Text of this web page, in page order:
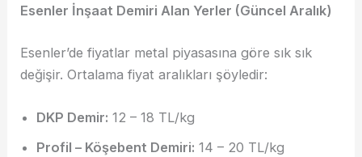
Esenler İnşaat Demiri Alan Yerler (Güncel Aralık)
Esenler’de fiyatlar metal piyasasına göre sık sık
değişir. Ortalama fiyat aralıkları şöyledir:
DKP Demir: 12 – 18 TL/kg
Profil – Köşebent Demiri: 14 – 20 TL/kg